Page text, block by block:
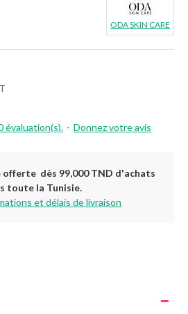
évaluation(s). - Donnez votre avis
ODA SKIN CARE
offerte dès 99,000 TND d'achats
toute la Tunisie.
et délais de livraison